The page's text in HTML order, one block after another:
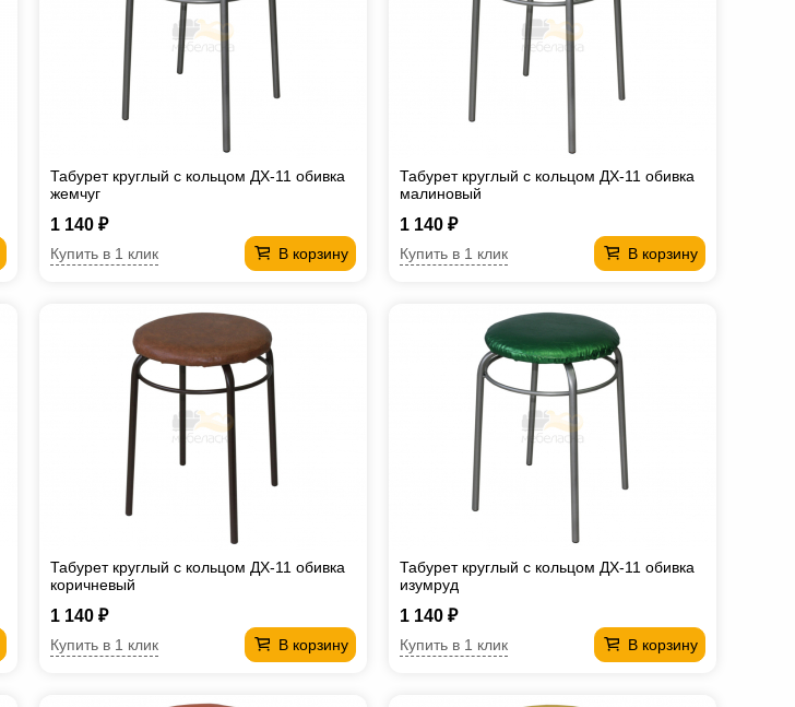
Табурет круглый с кольцом ДХ-11 обивка
жемчуг
1 140 ₽
В корзину
Купить в 1 клик
Табурет круглый с кольцом ДХ-11 обивка
малиновый
1 140 ₽
В корзину
Купить в 1 клик
Табурет круглый с кольцом ДХ-11 обивка
коричневый
1 140 ₽
В корзину
Купить в 1 клик
Табурет круглый с кольцом ДХ-11 обивка
изумруд
1 140 ₽
В корзину
Купить в 1 клик